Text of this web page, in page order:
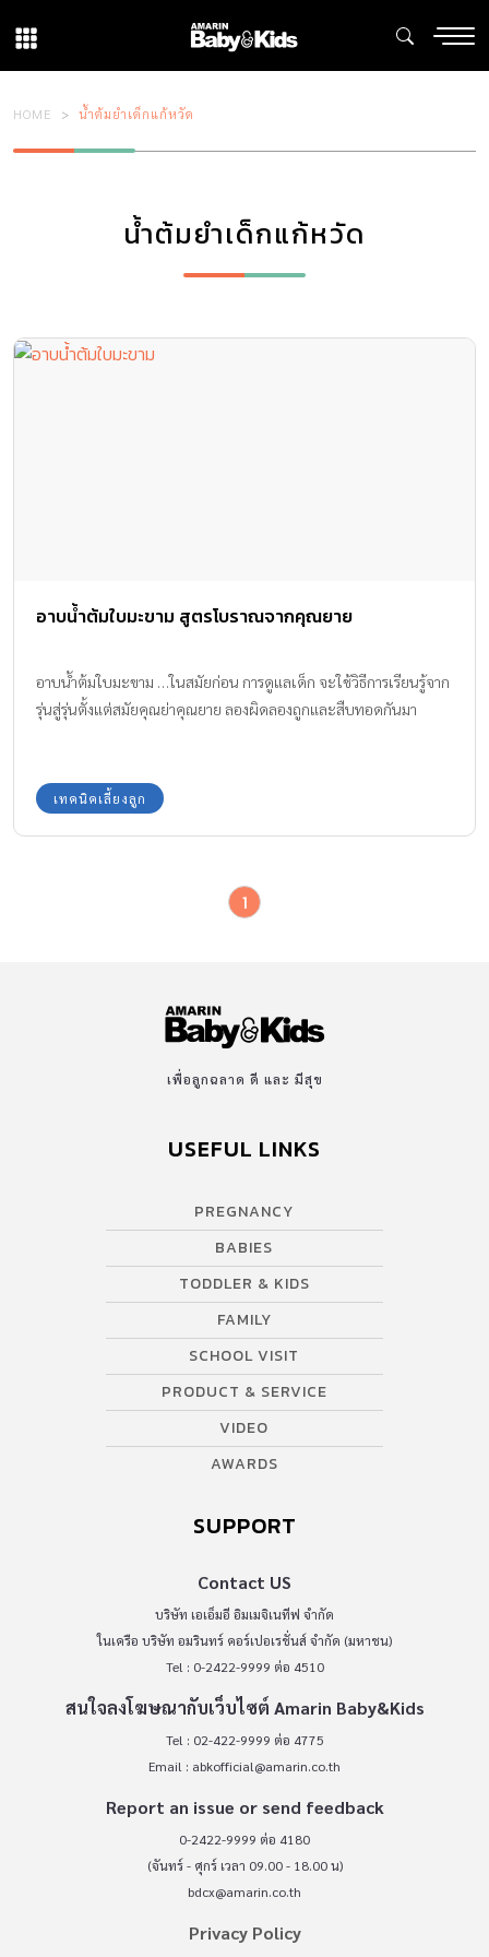
HOME น้ำต้มยำเด็กแก้หวัด
น้ำต้มยำเด็กแก้หวัด
อาบน้ำต้มใบมะขาม สูตรโบราณจากคุณยาย
อาบน้ำต้มใบมะขาม …ในสมัยก่อน การดูแลเด็ก จะใช้วิธีการเรียนรู้จาก
รุ่นสู่รุ่นตั้งแต่สมัยคุณย่าคุณยาย ลองผิดลองถูกและสืบทอดกันมา
เทคนิคเลี้ยงลูก
1
เพื่อลูกฉลาด ดี และ มีสุข
USEFUL LINKS
PREGNANCY
BABIES
TODDLER & KIDS
FAMILY
SCHOOL VISIT
PRODUCT & SERVICE
VIDEO
AWARDS
SUPPORT
Contact US
บริษัท เอเอ็มอี อิมเมจิเนทีฟ จำกัด
ในเครือ บริษัท อมรินทร์ คอร์เปอเรชั่นส์ จำกัด (มหาชน)
Tel : 0-2422-9999 ต่อ 4510
สนใจลงโฆษณากับเว็บไซต์ Amarin Baby&Kids
Tel : 02-422-9999 ต่อ 4775
Email : abkofficial@amarin.co.th
Report an issue or send feedback
0-2422-9999 ต่อ 4180
(จันทร์ - ศุกร์ เวลา 09.00 - 18.00 น)
bdcx@amarin.co.th
Privacy Policy